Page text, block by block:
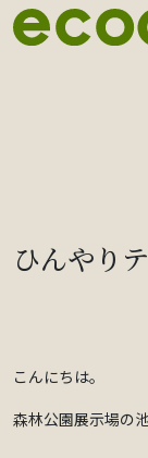
ひんやり
こんにちは。
森林公園展示場の池